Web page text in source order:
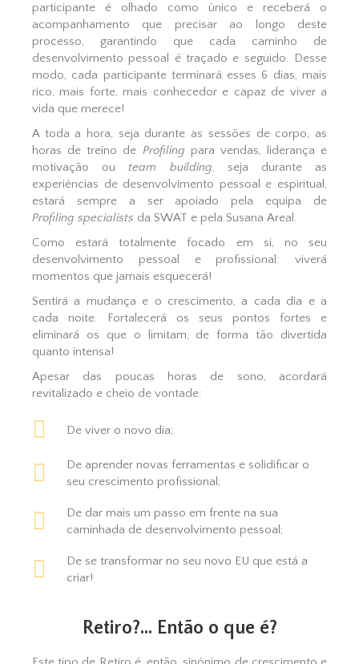
participante é olhado como único e receberá o
acompanhamento que precisar ao longo deste
processo, garantindo que cada caminho de
desenvolvimento pessoal é traçado e seguido. Desse
modo, cada participante terminará esses 6 dias, mais
rico, mais forte, mais conhecedor e capaz de viver a
vida que merece!
A toda a hora, seja durante as sessões de corpo, as
horas de treino de Profiling para vendas, liderança e
motivação ou team building, seja durante as
experiências de desenvolvimento pessoal e espiritual,
estará sempre a ser apoiado pela equipa de
Profiling specialists da SWAT e pela Susana Areal.
Como estará totalmente focado em si, no seu
desenvolvimento pessoal e profissional: viverá
momentos que jamais esquecerá!
Sentirá a mudança e o crescimento, a cada dia e a
cada noite. Fortalecerá os seus pontos fortes e
eliminará os que o limitam, de forma tão divertida
quanto intensa!
Apesar das poucas horas de sono, acordará
revitalizado e cheio de vontade:
De viver o novo dia;​
De aprender novas ferramentas e solidificar o
seu crescimento profissional;
De dar mais um passo em frente na sua
caminhada de desenvolvimento pessoal;​
De se transformar no seu novo EU que está a
criar!
Retiro?... Então o que é?